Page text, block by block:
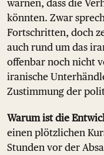
warnen, dass die
könnten. Zwar
Fortschritten, doch
auch rund um das
offenbar noch nicht
iranische
Zustimmung der
Warum ist die
einen plötzlichen
Stunden vor der